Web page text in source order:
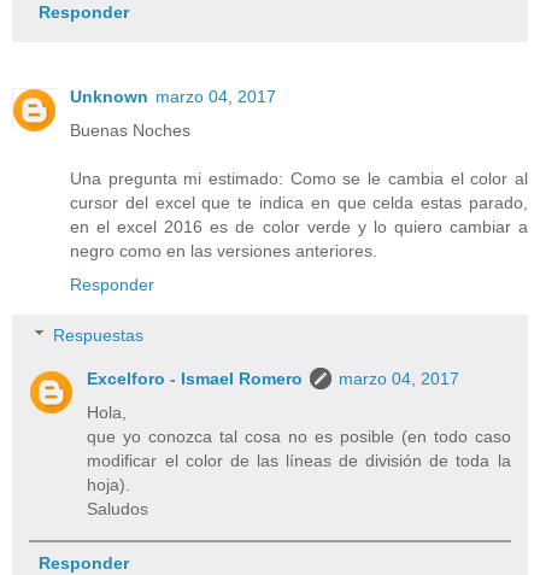
Responder
Unknown marzo 04, 2017
Buenas Noches
Una pregunta mi estimado: Como se le cambia el color al
cursor del excel que te indica en que celda estas parado,
en el excel 2016 es de color verde y lo quiero cambiar a
negro como en las versiones anteriores.
Responder
Respuestas
Excelforo - Ismael Romero
marzo 04, 2017
Hola,
que yo conozca tal cosa no es posible (en todo caso
modificar el color de las líneas de división de toda la
hoja).
Saludos
Responder